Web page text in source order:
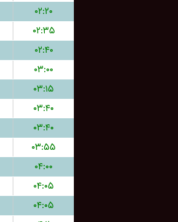
۰۲:۲۰
۰۲:۳۵
۰۲:۴۰
۰۳:۰۰
۰۳:۱۵
۰۳:۴۰
۰۳:۴۰
۰۳:۵۵
۰۴:۰۰
۰۴:۰۵
۰۴:۰۵